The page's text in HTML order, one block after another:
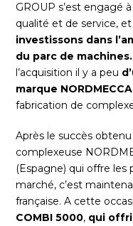
GROUP s’est engagé
qualité et de service,
investissons dans
du parc de machines.
l’acquisition il y a peu
marque
fabrication de
Après le succès
complexeuse
(Espagne) qui offre les
marché, c’est
française. A cette
COMBI 5000, qui